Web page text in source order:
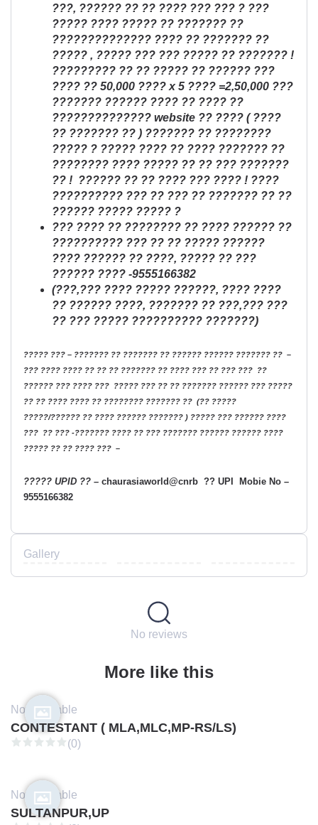
???, ?????? ?? ?? ???? ??? ??? ? ???
????? ???? ????? ?? ??????? ??
?????????????? ???? ?? ??????? ??
????? , ????? ??? ??? ????? ?? ??????? !
????????? ?? ?? ????? ?? ?????? ???
???? ?? 50,000 ???? x 5 ???? =2,50,000 ???
??????? ?????? ???? ?? ???? ??
?????????????? website ?? ???? ( ????
?? ??????? ?? ) ??????? ?? ????????
????? ? ????? ???? ?? ???? ??????? ??
???????? ???? ????? ?? ?? ??? ???????
?? ! ?????? ?? ?? ???? ??? ???? ! ????
?????????? ??? ?? ??? ?? ??????? ?? ??
?????? ????? ????? ?
??? ???? ?? ???????? ?? ???? ?????? ??
?????????? ??? ?? ?? ????? ??????
???? ?????? ?? ????, ????? ?? ???
?????? ???? -9555166382
(???,??? ???? ????? ??????, ???? ????
?? ?????? ????, ??????? ?? ???,??? ???
?? ??? ????? ?????????? ???????)
????? ??? – ??????? ?? ??????? ?? ?????? ?????? ??????? ?? –
??? ???? ???? ?? ?? ?? ??????? ?? ???? ??? ?? ??? ??? ??
?????? ??? ???? ??? ????? ??? ?? ?? ??????? ?????? ??? ?????
?? ?? ???? ???? ?? ???????? ??????? ?? (?? ?????
?????/?????? ?? ???? ?????? ??????? ) ????? ??? ?????? ????
??? ?? ??? -??????? ???? ?? ??? ??????? ?????? ?????? ????
????? ?? ?? ???? ??? –
????? UPID ?? – chaurasiaworld@cnrb ?? UPI Mobie No –
9555166382
Gallery
No reviews
More like this
Not available
CONTESTANT ( MLA,MLC,MP-RS/LS)
(0)
Not available
SULTANPUR,UP